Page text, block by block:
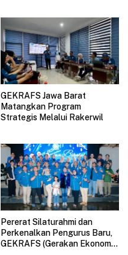
GEKRAFS Jawa Barat
Matangkan Program
Strategis Melalui Rakerwil
Pererat Silaturahmi dan
Perkenalkan Pengurus Baru,
GEKRAFS (Gerakan Ekonomi